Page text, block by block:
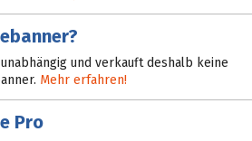
und verkauft deshalb keine
Mehr erfahren!
Pro